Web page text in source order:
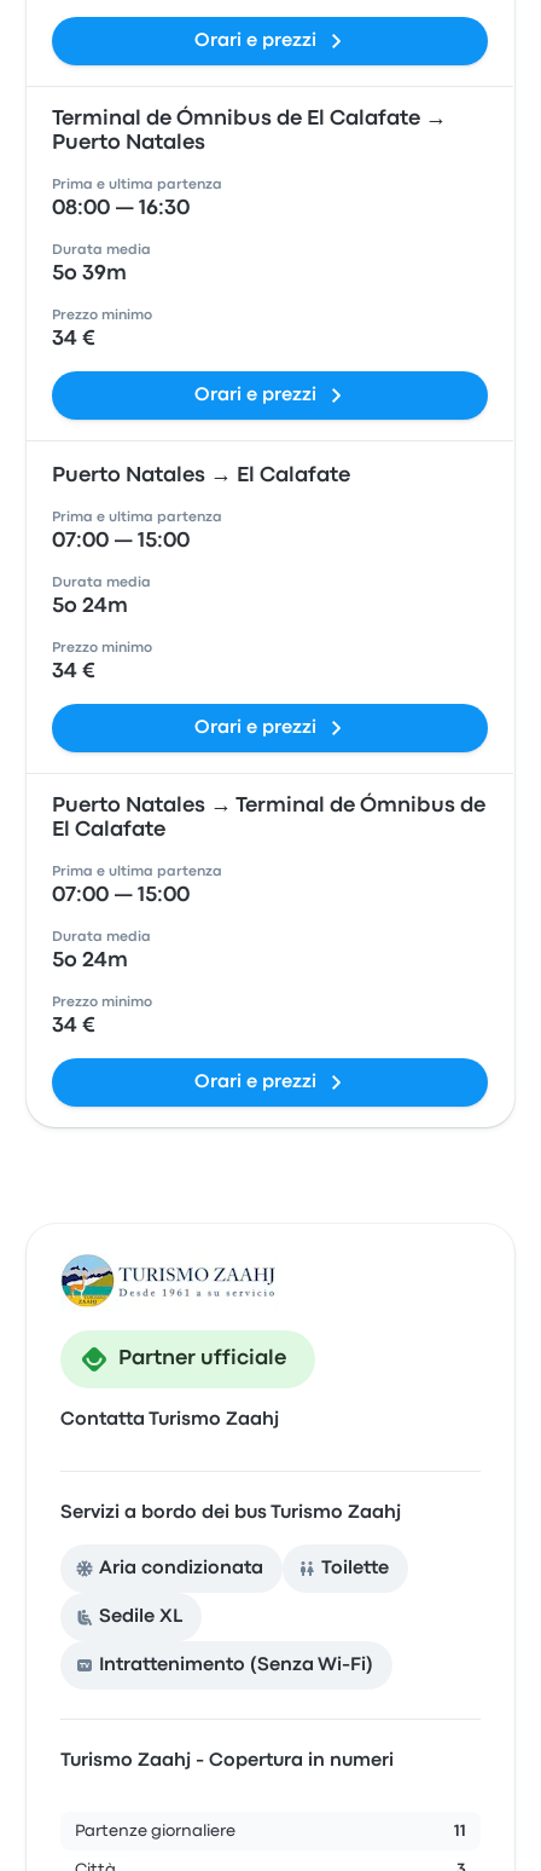
Orari e prezzi
Terminal de Ómnibus de El Calafate →
Puerto Natales
Prima e ultima partenza
08:00 — 16:30
Durata media
5o 39m
Prezzo minimo
34 €
Orari e prezzi
Puerto Natales → El Calafate
Prima e ultima partenza
07:00 — 15:00
Durata media
5o 24m
Prezzo minimo
34 €
Orari e prezzi
Puerto Natales → Terminal de Ómnibus de
El Calafate
Prima e ultima partenza
07:00 — 15:00
Durata media
5o 24m
Prezzo minimo
34 €
Orari e prezzi
Partner ufficiale
Contatta Turismo Zaahj
Servizi a bordo dei bus Turismo Zaahj
Aria condizionata Toilette
Sedile XL
Intrattenimento (Senza Wi-Fi)
Turismo Zaahj - Copertura in numeri
Partenze giornaliere 11